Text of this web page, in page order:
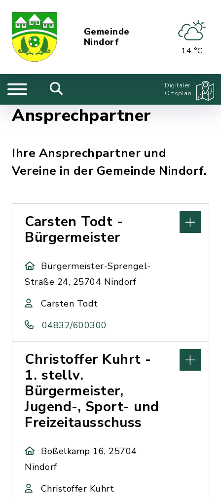
Gemeinde
Nindorf
14 °C
Digitaler
Ortsplan
Ansprechpartner
Ihre Ansprechpartner und
Vereine in der Gemeinde Nindorf.
Carsten Todt -
Bürgermeister
Bürgermeister-Sprengel-
Straße 24, 25704 Nindorf
Carsten Todt
04832/600300
Christoffer Kuhrt -
1. stellv.
Bürgermeister,
Jugend-, Sport- und
Freizeitausschuss
Boßelkamp 16, 25704
Nindorf
Christoffer Kuhrt